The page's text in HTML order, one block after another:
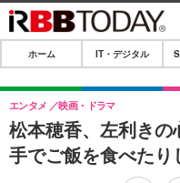
ホーム
IT・デジタル
IT・デジタルTOP
ネタ
SPEED TEST
ホーム IT・デジタル
松本穂香、左利き
手でご飯を食べたり
エンタメ 映画・ドラマ